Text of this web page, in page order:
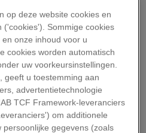
Met een hoogte van
een ruw landschap
tot een van de meest
Europa. Het Tatra
verschillende delen: de
Tatra, de Hoge Tatra
zijn eigen kenmerken.
op deze website cookies en
('cookies'). Sommige cookies
onze inhoud voor u
cookies worden automatisch
uw voorkeursinstellingen.
geeft u toestemming aan
advertentietechnologie
TCF Framework-leveranciers
om additionele
gegevens (zoals